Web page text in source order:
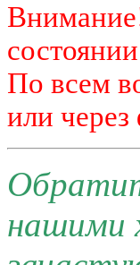
По всем
или через
нашими